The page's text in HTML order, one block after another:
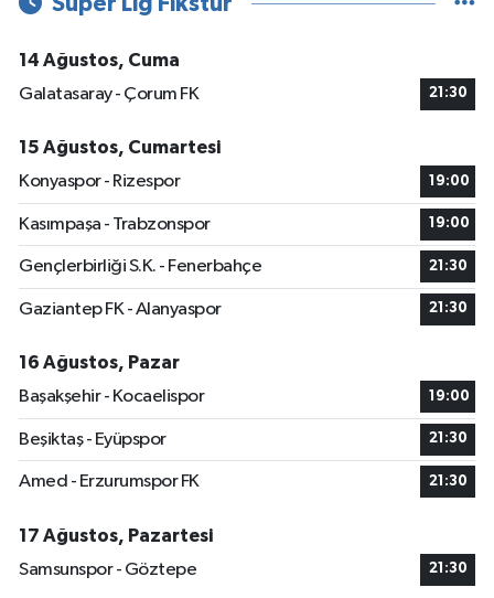
14 Ağustos, Cuma
Galatasaray - Çorum FK
21:30
15 Ağustos, Cumartesi
Konyaspor - Rizespor
19:00
Kasımpaşa - Trabzonspor 19:00
Gençlerbirliği S.K. - Fenerbahçe 21:30
Gaziantep FK - Alanyaspor 21:30
16 Ağustos, Pazar
Başakşehir - Kocaelispor
19:00
Beşiktaş - Eyüpspor 21:30
Amed - Erzurumspor FK 21:30
17 Ağustos, Pazartesi
Samsunspor - Göztepe
21:30